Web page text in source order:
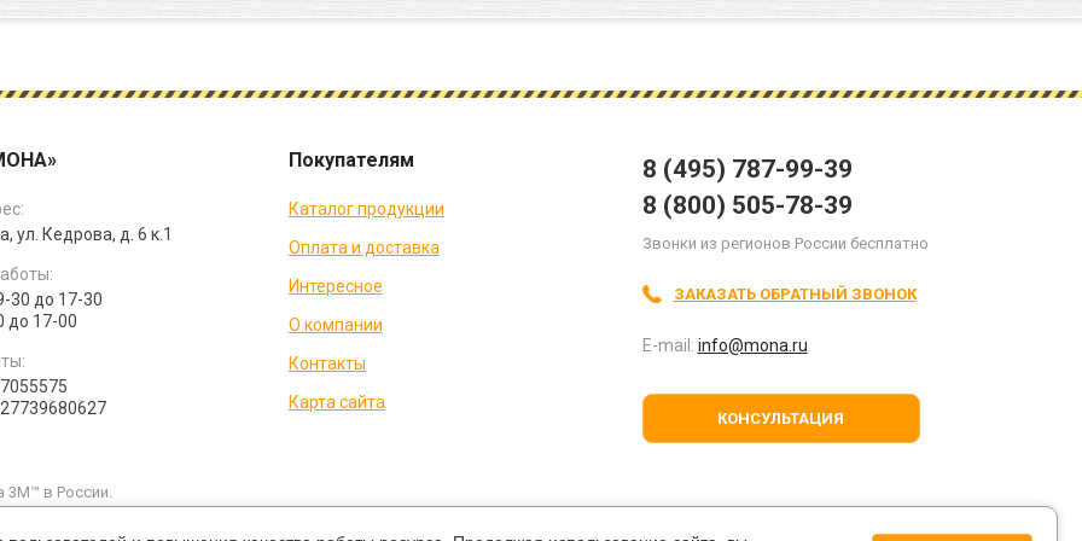
ул. Кедрова, д. 6 к.1
30 до 17-30
до 17-00
Покупателям
Каталог продукции
Оплата и доставка
Интересное
О компании
Контакты
Карта сайта
3M™ в России.
цену на продукцию в рублях вы можете уточнить по телефонам компании.
8 (495) 787-99-39
8 (800) 505-78-39
Звонки из регионов России бесплатно
ЗАКАЗАТЬ ОБРАТНЫЙ ЗВОНОК
E-mail: info@mona.ru
КОНСУЛЬТАЦИЯ